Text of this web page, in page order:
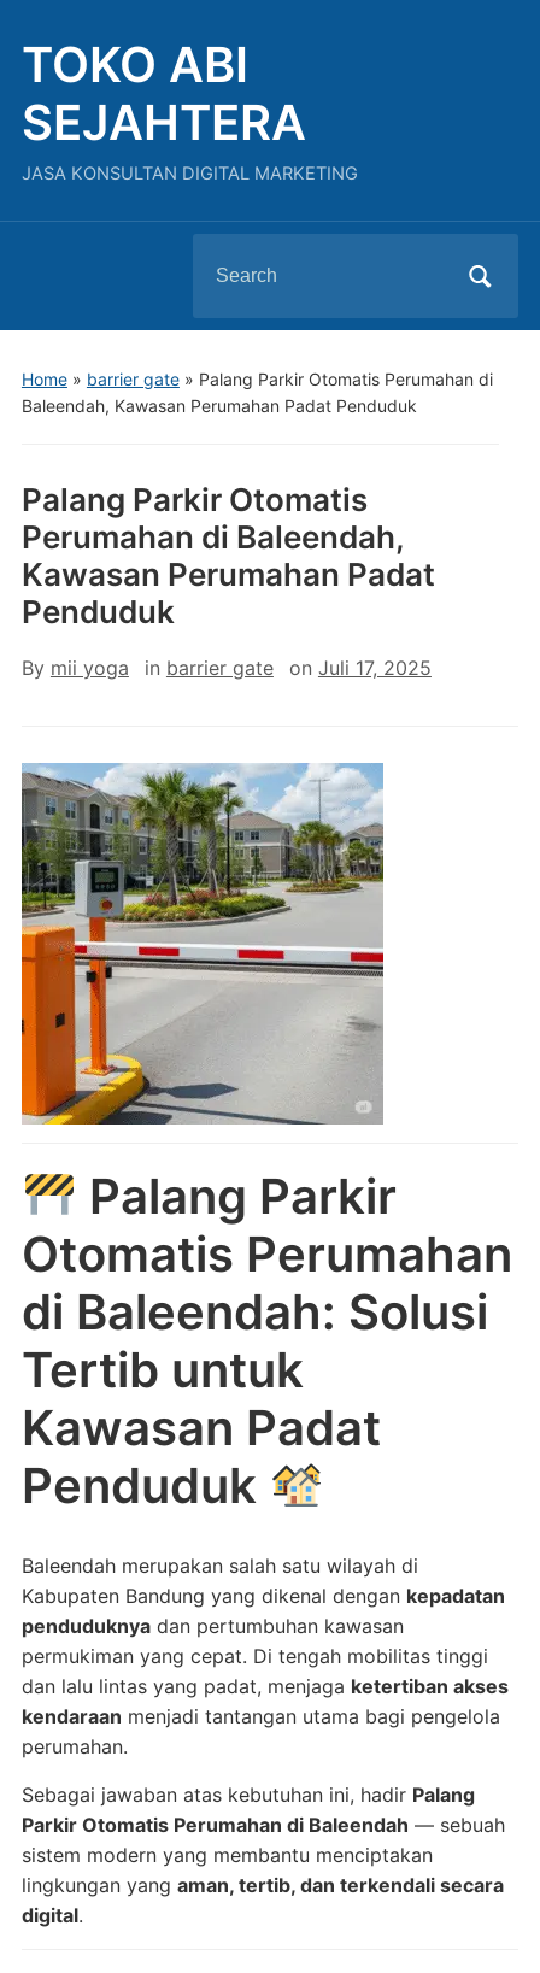
TOKO ABI
SEJAHTERA
JASA KONSULTAN DIGITAL MARKETING
for:
Home» barrier gate» Palang Parkir Otomatis Perumahan di
Baleendah, Kawasan Perumahan Padat Penduduk
Palang Parkir Otomatis
Perumahan di Baleendah,
Kawasan Perumahan Padat
Penduduk
By mii yoga in barrier gate on Juli 17, 2025
Palang Parkir
Otomatis Perumahan
di Baleendah: Solusi
Tertib untuk
Kawasan Padat
Penduduk
Baleendah merupakan salah satu wilayah di
Kabupaten Bandung yang dikenal dengan kepadatan
penduduknyadan pertumbuhan kawasan
permukiman yang cepat. Di tengah mobilitas tinggi
dan lalu lintas yang padat, menjaga ketertiban akses
kendaraan menjadi tantangan utama bagi pengelola
perumahan.
Sebagai jawaban atas kebutuhan ini, hadir Palang
Parkir Otomatis Perumahan di Baleendah — sebuah
sistem modern yang membantu menciptakan
lingkungan yang aman, tertib, dan terkendali secara
digital.